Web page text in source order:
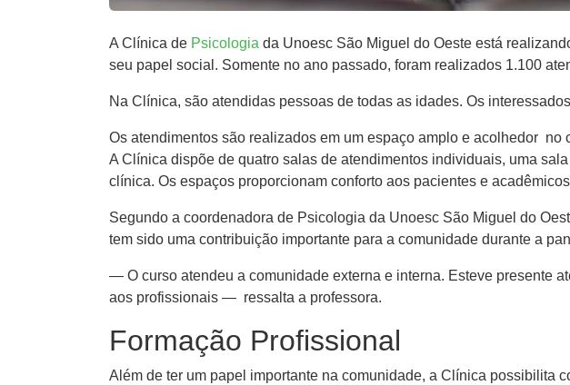
A Clínica de Psicologia da Unoesc São Miguel do Oeste está
seu papel social. Somente no ano passado, foram realizados 1.100
Na Clínica, são atendidas pessoas de todas as idades. Os
Os atendimentos são realizados em um espaço amplo e acolhedor
A Clínica dispõe de quatro salas de atendimentos individuais, uma
clínica. Os espaços proporcionam conforto aos pacientes e
Segundo a coordenadora de Psicologia da Unoesc São Miguel do
tem sido uma contribuição importante para a comunidade durante a
— O curso atendeu a comunidade externa e interna. Esteve presente
aos profissionais — ressalta a professora.
Formação Profissional
Além de ter um papel importante na comunidade, a Clínica possibilita